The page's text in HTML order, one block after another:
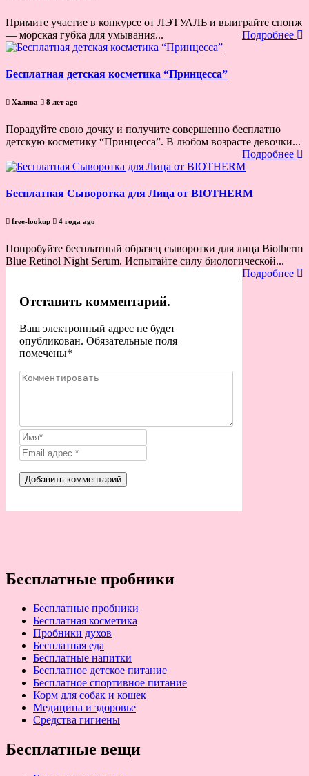
Примите участие в конкурсе от ЛЭТУАЛЬ и выиграйте спонж
— морская губка для умывания...
Подробнее
Бесплатная детская косметика “Принцесса”
Халява 8 лет ago
Порадуйте свою дочку и получите совершенно бесплатно
детскую косметику “Принцесса”. В любом возрасте девочки...
Подробнее
Бесплатная Сыворотка для Лица от BIOTHERM
free-lookup 4 года ago
Попробуйте бесплатный образец сыворотки для лица Biotherm
Blue Retinol Night Serum. Испытайте силу биологической...
Подробнее
Отставить комментарий.
Ваш электронный адрес не будет
опубликован. Обязательные поля
помечены*
Бесплатные пробники
Бесплатные пробники
Бесплатная косметика
Пробники духов
Бесплатная еда
Бесплатные напитки
Бесплатное детское питание
Бесплатное спортивное питание
Корм для собак и кошек
Медицина и здоровье
Средства гигиены
Бесплатные вещи